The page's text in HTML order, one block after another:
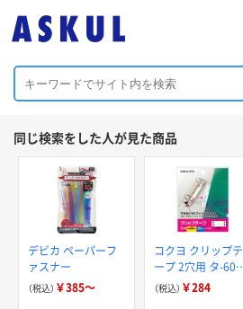
同じ検索をした人が見た商品
デビカ ペーパーフ
ァスナー
（税込） ￥385～
コクヨ クリップテ
ープ 2穴用 タ-60N
1パック(28片入)
（税込） ￥284